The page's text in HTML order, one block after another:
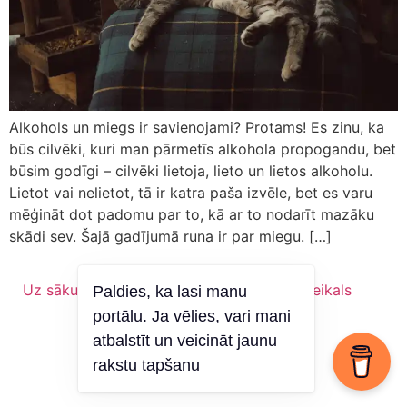
Alkohols un miegs ir savienojami? Protams! Es zinu, ka
būs cilvēki, kuri man pārmetīs alkohola propogandu, bet
būsim godīgi – cilvēki lietoja, lieto un lietos alkoholu.
Lietot vai nelietot, tā ir katra paša izvēle, bet es varu
mēģināt dot padomu par to, kā ar to nodarīt mazāku
skādi sev. Šajā gadījumā runa ir par miegu. […]
Uz sākumu Vīns Kas es esmu? Veikals
Paldies, ka lasi manu
portālu. Ja vēlies, vari mani
atbalstīt un veicināt jaunu
rakstu tapšanu